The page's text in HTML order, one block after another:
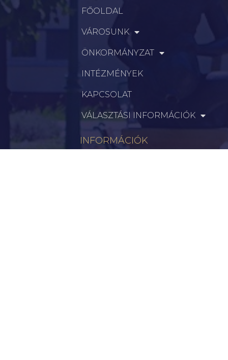
FŐOLDAL
VÁROSUNK
ÖNKORMÁNYZAT
INTÉZMÉNYEK
KAPCSOLAT
VÁLASZTÁSI INFORMÁCIÓK
INFORMÁCIÓK